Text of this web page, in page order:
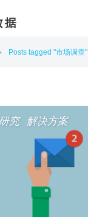
Posts tagged "市场调查"
究 解决方案